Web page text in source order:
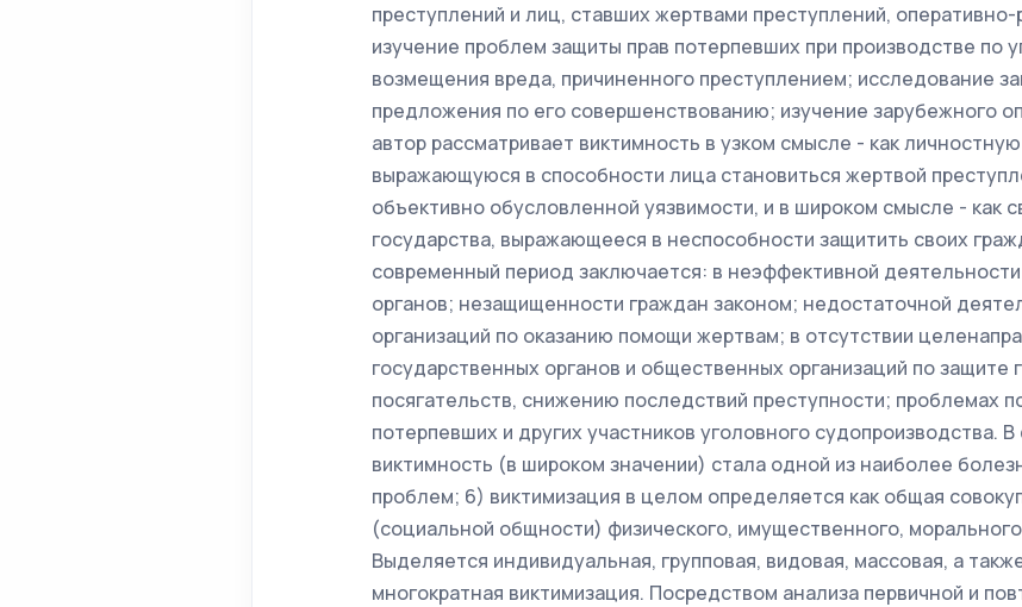
преступлений и лиц, ставших жертвами преступлений,
изучение проблем защиты прав потерпевших при производстве по
возмещения вреда, причиненного преступлением; исследование
предложения по его совершенствованию; изучение зарубежного
автор рассматривает виктимность в узком смысле - как
выражающуюся в способности лица становиться жертвой
объективно обусловленной уязвимости, и в широком смысле - как
государства, выражающееся в неспособности защитить своих
современный период заключается: в неэффективной
органов; незащищенности граждан законом; недостаточной
организаций по оказанию помощи жертвам; в отсутствии
государственных органов и общественных организаций по защите
посягательств, снижению последствий преступности; проблемах
потерпевших и других участников уголовного судопроизводства.
виктимность (в широком значении) стала одной из наиболее
проблем; 6) виктимизация в целом определяется как общая
(социальной общности) физического, имущественного,
Выделяется индивидуальная, групповая, видовая, массовая, а
многократная виктимизация. Посредством анализа первичной и